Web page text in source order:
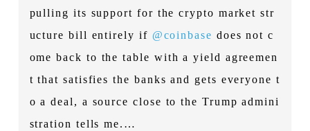
pulling its support for the crypto market str
ucture bill entirely if @coinbase does not c
ome back to the table with a yield agreemen
t that satisfies the banks and gets everyone t
o a deal, a source close to the Trump admini
stration tells me.…